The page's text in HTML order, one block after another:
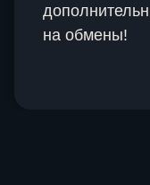
на обмены!